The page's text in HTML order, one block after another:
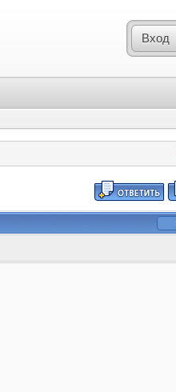
Вход